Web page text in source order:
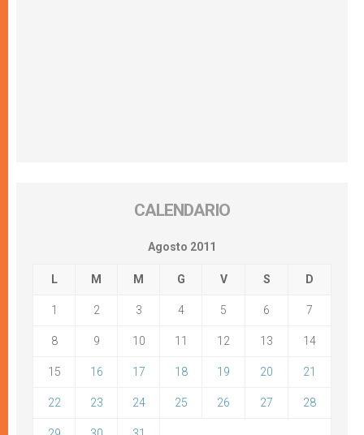
CALENDARIO
Agosto 2011
L M M G V S D
1 2 3 4 5 6 7
8 9 10 11 12 13 14
15 16 17 18 19 20 21
22 23 24 25 26 27 28